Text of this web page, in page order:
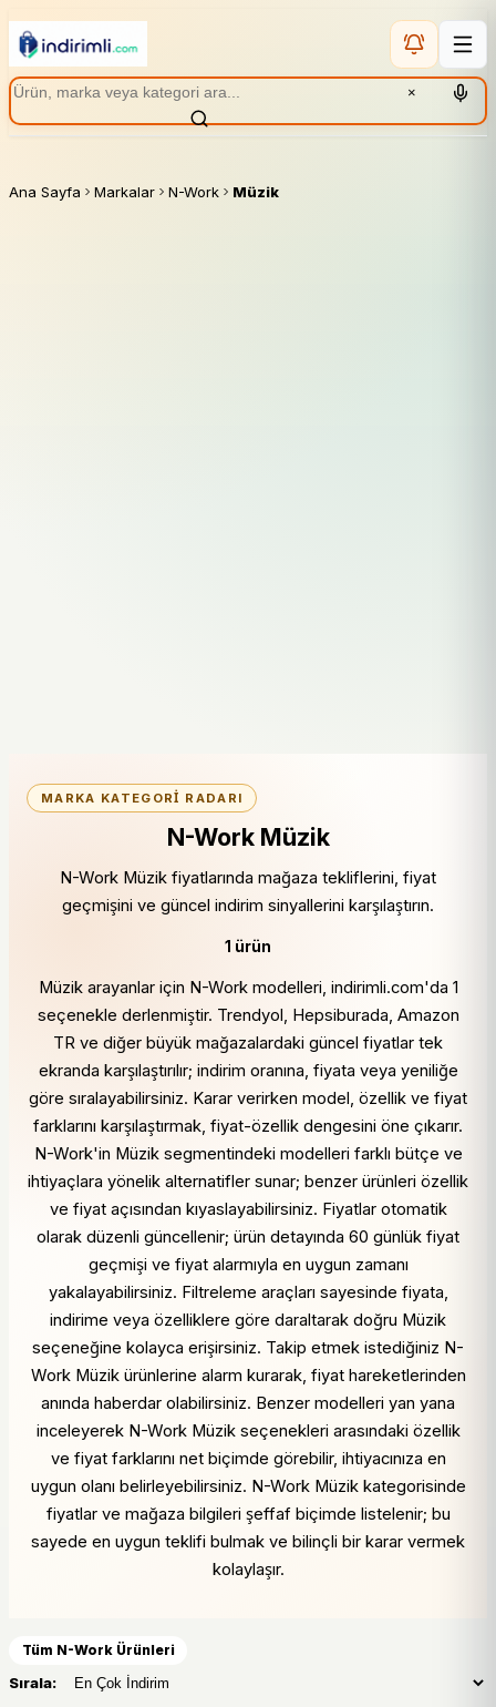
×
Ana Sayfa Markalar N-Work Müzik
MARKA KATEGORI RADARI
N-Work Müzik
N-Work Müzik fiyatlarında mağaza tekliflerini, fiyat
geçmişini ve güncel indirim sinyallerini karşılaştırın.
1 ürün
Müzik arayanlar için N-Work modelleri, indirimli.com'da 1
seçenekle derlenmiştir. Trendyol, Hepsiburada, Amazon
TR ve diğer büyük mağazalardaki güncel fiyatlar tek
ekranda karşılaştırılır; indirim oranına, fiyata veya yeniliğe
göre sıralayabilirsiniz. Karar verirken model, özellik ve fiyat
farklarını karşılaştırmak, fiyat-özellik dengesini öne çıkarır.
N-Work'in Müzik segmentindeki modelleri farklı bütçe ve
ihtiyaçlara yönelik alternatifler sunar; benzer ürünleri özellik
ve fiyat açısından kıyaslayabilirsiniz. Fiyatlar otomatik
olarak düzenli güncellenir; ürün detayında 60 günlük fiyat
geçmişi ve fiyat alarmıyla en uygun zamanı
yakalayabilirsiniz. Filtreleme araçları sayesinde fiyata,
indirime veya özelliklere göre daraltarak doğru Müzik
seçeneğine kolayca erişirsiniz. Takip etmek istediğiniz N-
Work Müzik ürünlerine alarm kurarak, fiyat hareketlerinden
anında haberdar olabilirsiniz. Benzer modelleri yan yana
inceleyerek N-Work Müzik seçenekleri arasındaki özellik
ve fiyat farklarını net biçimde görebilir, ihtiyacınıza en
uygun olanı belirleyebilirsiniz. N-Work Müzik kategorisinde
fiyatlar ve mağaza bilgileri şeffaf biçimde listelenir; bu
sayede en uygun teklifi bulmak ve bilinçli bir karar vermek
kolaylaşır.
Tüm N-Work Ürünleri
Sırala: